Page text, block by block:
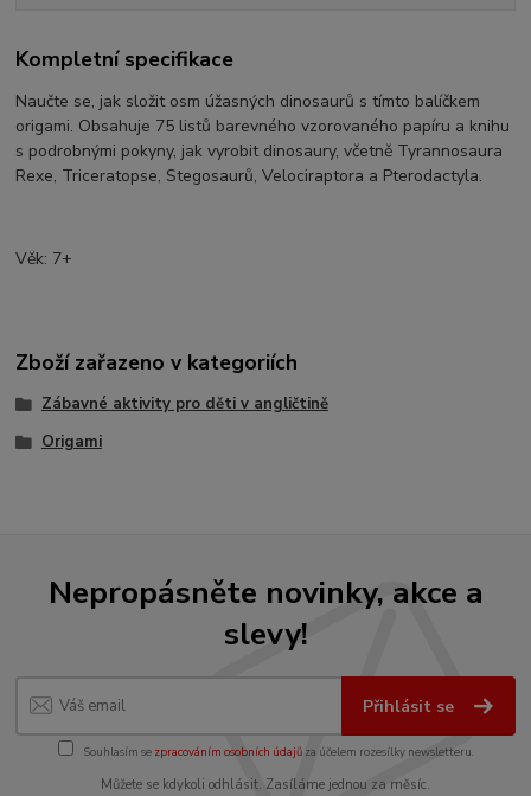
Kompletní specifikace
Naučte se, jak složit osm úžasných dinosaurů s tímto balíčkem
origami. Obsahuje 75 listů barevného vzorovaného papíru a knihu
s podrobnými pokyny, jak vyrobit dinosaury, včetně Tyrannosaura
Rexe, Triceratopse, Stegosaurů, Velociraptora a Pterodactyla.
Věk: 7+
Zboží zařazeno v kategoriích
Zábavné aktivity pro děti v angličtině
Origami
Nepropásněte novinky, akce a
slevy!
Přihlásit se
Souhlasím se zpracováním osobních údajůza účelem rozesílky newsletteru.
Můžete se kdykoli odhlásit. Zasíláme jednou za měsíc.